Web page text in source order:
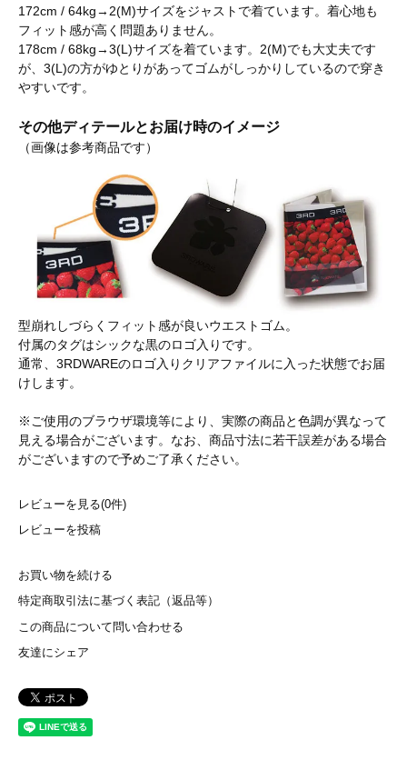
172cm / 64kg→2(M)サイズをジャストで着ています。着心地も
フィット感が高く問題ありません。
178cm / 68kg→3(L)サイズを着ています。2(M)でも大丈夫です
が、3(L)の方がゆとりがあってゴムがしっかりしているので穿き
やすいです。
その他ディテールとお届け時のイメージ
（画像は参考商品です）
型崩れしづらくフィット感が良いウエストゴム。
付属のタグはシックな黒のロゴ入りです。
通常、3RDWAREのロゴ入りクリアファイルに入った状態でお届
けします。
※ご使用のブラウザ環境等により、実際の商品と色調が異なって
見える場合がございます。なお、商品寸法に若干誤差がある場合
がございますので予めご了承ください。
レビューを見る(0件)
レビューを投稿
お買い物を続ける
特定商取引法に基づく表記（返品等）
この商品について問い合わせる
友達にシェア